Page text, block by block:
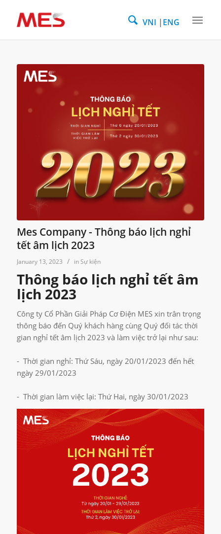
VNI ENG
Mes Company - Thông báo lịch nghỉ
tết âm lịch 2023
January 13, 2023 / inSự kiện
Thông báo lịch nghỉ tết âm
lịch 2023
Công ty Cổ Phần Giải Pháp Cơ Điện MES xin trân trọng
thông báo đến Quý khách hàng cùng Quý đối tác thời
gian nghỉ tết âm lịch 2023 và làm việc trở lại như sau:
- Thời gian nghỉ: Thứ Sáu, ngày 20/01/2023 đến hết
ngày 29/01/2023
- Thời gian làm việc lại: Thứ Hai, ngày 30/01/2023